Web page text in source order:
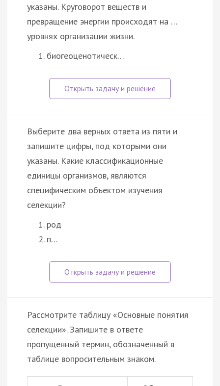
указаны. Круговорот веществ и
превращение энергии происходят на …
уровнях организации жизни.
биогеоценотическ…
Выберите два верных ответа из пяти и
запишите цифры, под которыми они
указаны. Какие классификационные
единицы организмов, являются
специфическим объектом изучения
селекции?
род
п…
Рассмотрите таблицу «Основные понятия
селекции». Запишите в ответе
пропущенный термин, обозначенный в
таблице вопросительным знаком.